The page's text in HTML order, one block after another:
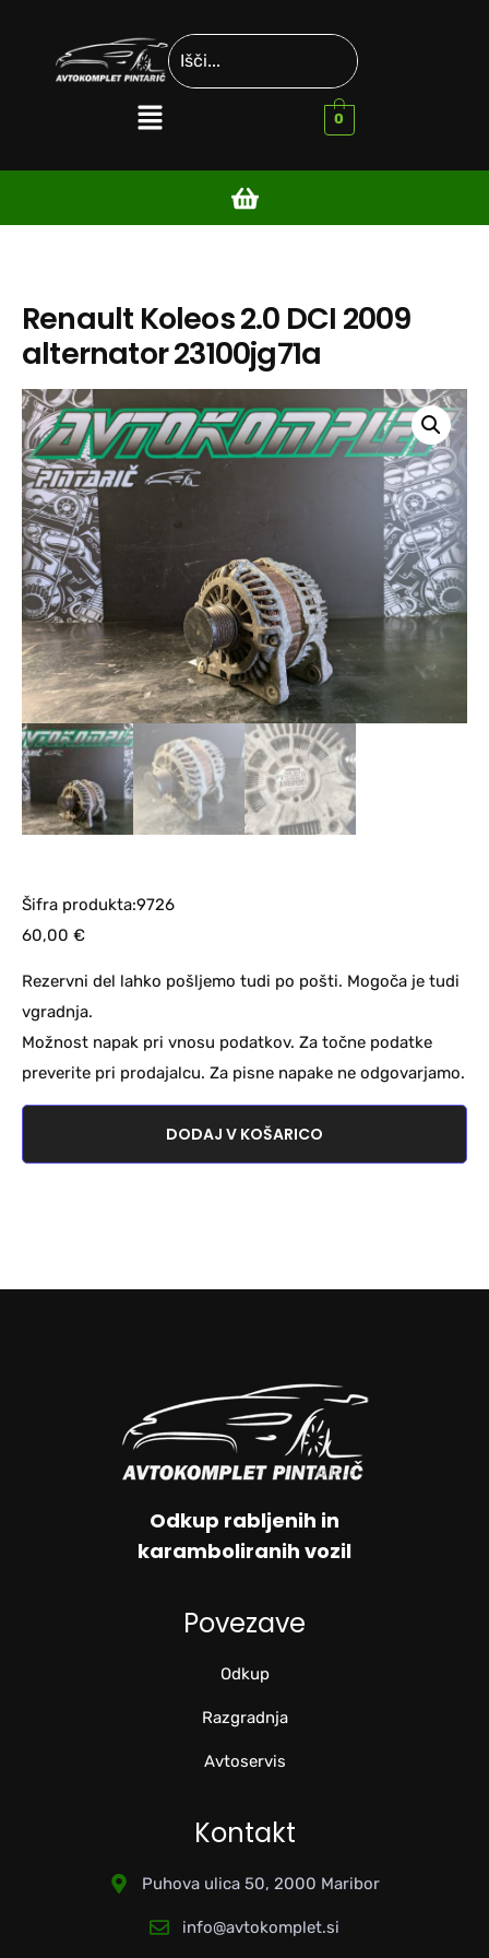
0
Renault Koleos 2.0 DCI 2009
alternator 23100jg71a
Šifra produkta:9726
60,00 €
Rezervni del lahko pošljemo tudi po pošti. Mogoča je tudi
vgradnja.
Možnost napak pri vnosu podatkov. Za točne podatke
preverite pri prodajalcu. Za pisne napake ne odgovarjamo.
DODAJ V KOŠARICO
Odkup rabljenih in
karamboliranih vozil
Povezave
Odkup
Razgradnja
Avtoservis
Kontakt
Puhova ulica 50, 2000 Maribor
info@avtokomplet.si